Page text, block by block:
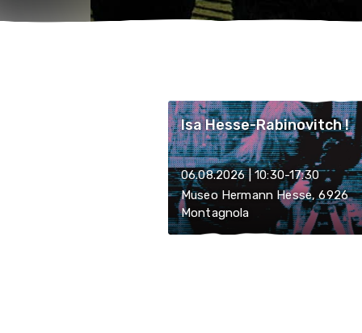
Isa Hesse-Rabinovitch !
06.08.2026 | 10:30-17:30
Museo Hermann Hesse, 6926
Montagnola